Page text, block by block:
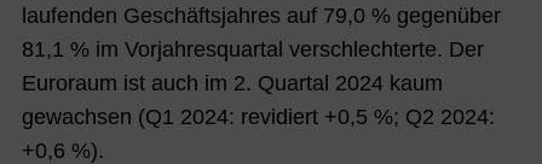
laufenden Geschäftsjahres auf 79,0 % gegenüber
81,1 % im Vorjahresquartal verschlechterte. Der
Euroraum ist auch im 2. Quartal 2024 kaum
gewachsen (Q1 2024: revidiert +0,5 %; Q2 2024:
+0,6 %).